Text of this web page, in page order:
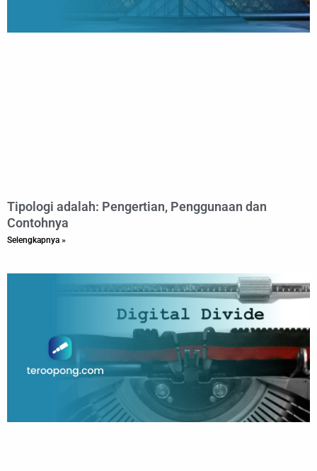
Tipologi adalah: Pengertian, Penggunaan dan
Contohnya
Selengkapnya »